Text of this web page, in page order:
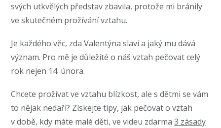
svých utkvělých představ zbavila, protože mi bránily
ve skutečném prožívání vztahu.
Je každého věc, zda Valentýna slaví a jaký mu dává
význam. Pro mě je důležité o náš vztah pečovat celý
rok nejen 14. února.
Chcete prožívat ve vztahu blízkost, ale s dětmi se vám
to nějak nedaří? Získejte tipy, jak pečovat o vztah
v době, kdy máte malé děti, ve videu zdarma3 zásady